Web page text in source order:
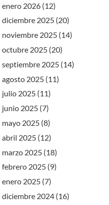
enero 2026 (12)
diciembre 2025 (20)
noviembre 2025 (14)
octubre 2025 (20)
septiembre 2025 (14)
agosto 2025 (11)
julio 2025 (11)
junio 2025 (7)
mayo 2025 (8)
abril 2025 (12)
marzo 2025 (18)
febrero 2025 (9)
enero 2025 (7)
diciembre 2024 (16)